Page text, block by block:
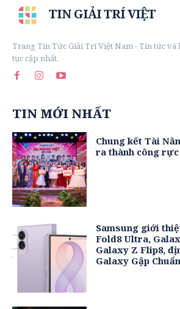
TIN GIẢI TRÍ VIỆT
Trang Tin Tức Giải Trí Việt Nam - Tin tức
tục cập nhất.
TIN MỚI NHẤT
Chung kết Tài
ra thành công
Samsung giới
Fold8 Ultra,
Galaxy Z Flip8,
Galaxy Gập